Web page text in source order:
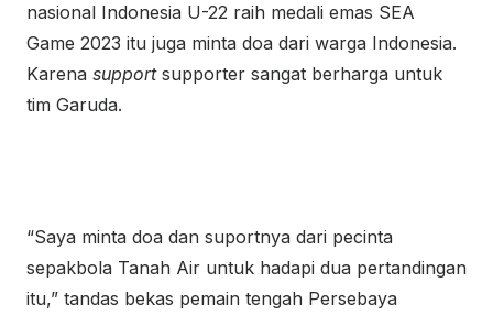
nasional Indonesia U-22 raih medali emas SEA
Game 2023 itu juga minta doa dari warga Indonesia.
Karena support supporter sangat berharga untuk
tim Garuda.
“Saya minta doa dan suportnya dari pecinta
sepakbola Tanah Air untuk hadapi dua pertandingan
itu,” tandas bekas pemain tengah Persebaya